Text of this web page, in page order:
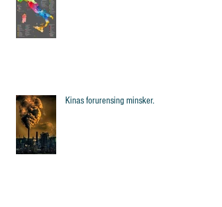
Kinas forurensing minsker.